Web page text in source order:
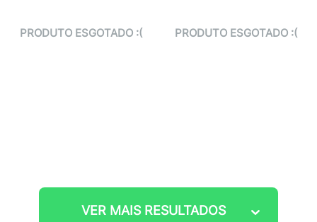
PRODUTO ESGOTADO :( PRODUTO ESGOTADO :(
VER MAIS RESULTADOS